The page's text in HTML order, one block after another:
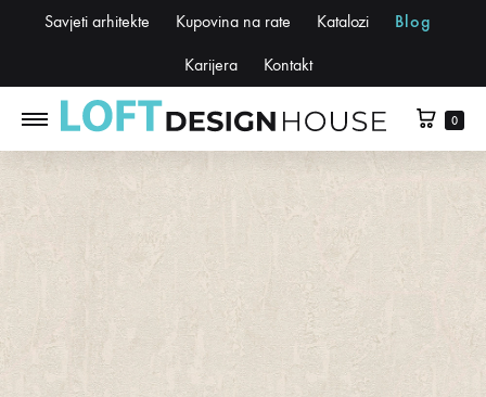
Savjeti arhitekte Kupovina na rate Katalozi Blog
Karijera Kontakt
0